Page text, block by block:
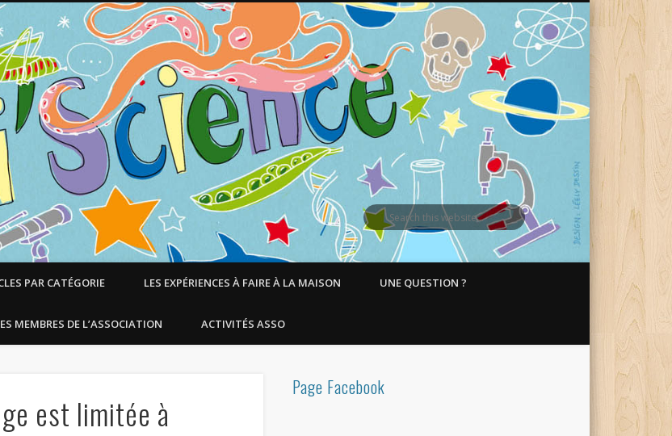
PAR CATÉGORIE LES EXPÉRIENCES À FAIRE À LA MAISON UNE QUESTION ?
MEMBRES DE L’ASSOCIATION ACTIVITÉS ASSO
est limitée à
Page Facebook